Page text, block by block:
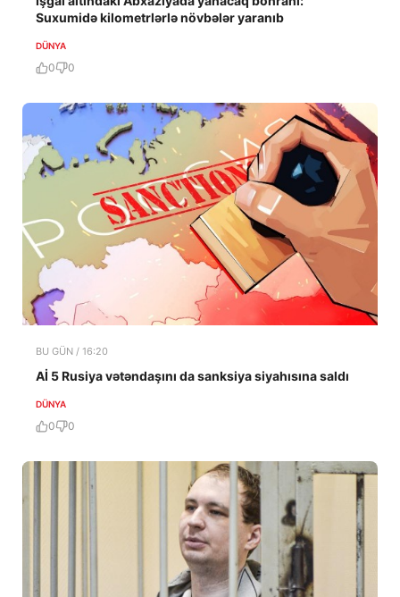
Suxumidə kilometrlərlə növbələr yaranıb
DÜNYA
0 0
BU GÜN / 16:20
Aİ 5 Rusiya vətəndaşını da sanksiya siyahısına saldı
DÜNYA
0 0